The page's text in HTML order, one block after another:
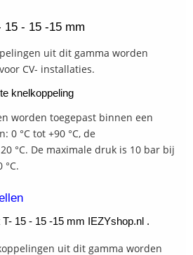
15 - 15 -15 mm
uit dit gamma worden
CV- installaties.
knelkoppeling
worden toegepast binnen een
0 °C tot +90 °C, de
°C. De maximale druk is 10 bar bij
°C.
15 - 15 -15 mm IEZYshop.nl .
uit dit gamma worden